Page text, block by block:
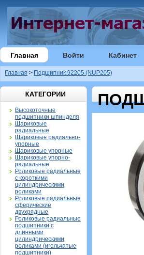
Главная Войти Кабинет
Главная > Подшипник 92205 (NUP205)
КАТЕГОРИИ
Высокоточные
подшипники шпинделя
Шариковые
радиальные
Шариковые радиально-
упорные
Шариковые упорные
Шариковые упорно-
радиальные
Роликовые радиальные
с короткими
цилиндрическими
роликами
Роликовые радиальные
сферические
двухрядные
Роликовые радиальные
подшипники с
длинными
цилиндрическими
роликами (игольчатые
подшипники)